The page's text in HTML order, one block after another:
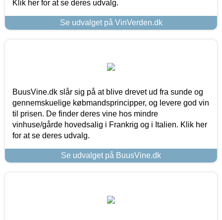
Klik her for at se deres udvalg.
Se udvalget på VinVerden.dk
BuusVine.dk slår sig på at blive drevet ud fra sunde og
gennemskuelige købmandsprincipper, og levere god vin
til prisen. De finder deres vine hos mindre
vinhuse/gårde hovedsalig i Frankrig og i Italien. Klik her
for at se deres udvalg.
Se udvalget på BuusVine.dk